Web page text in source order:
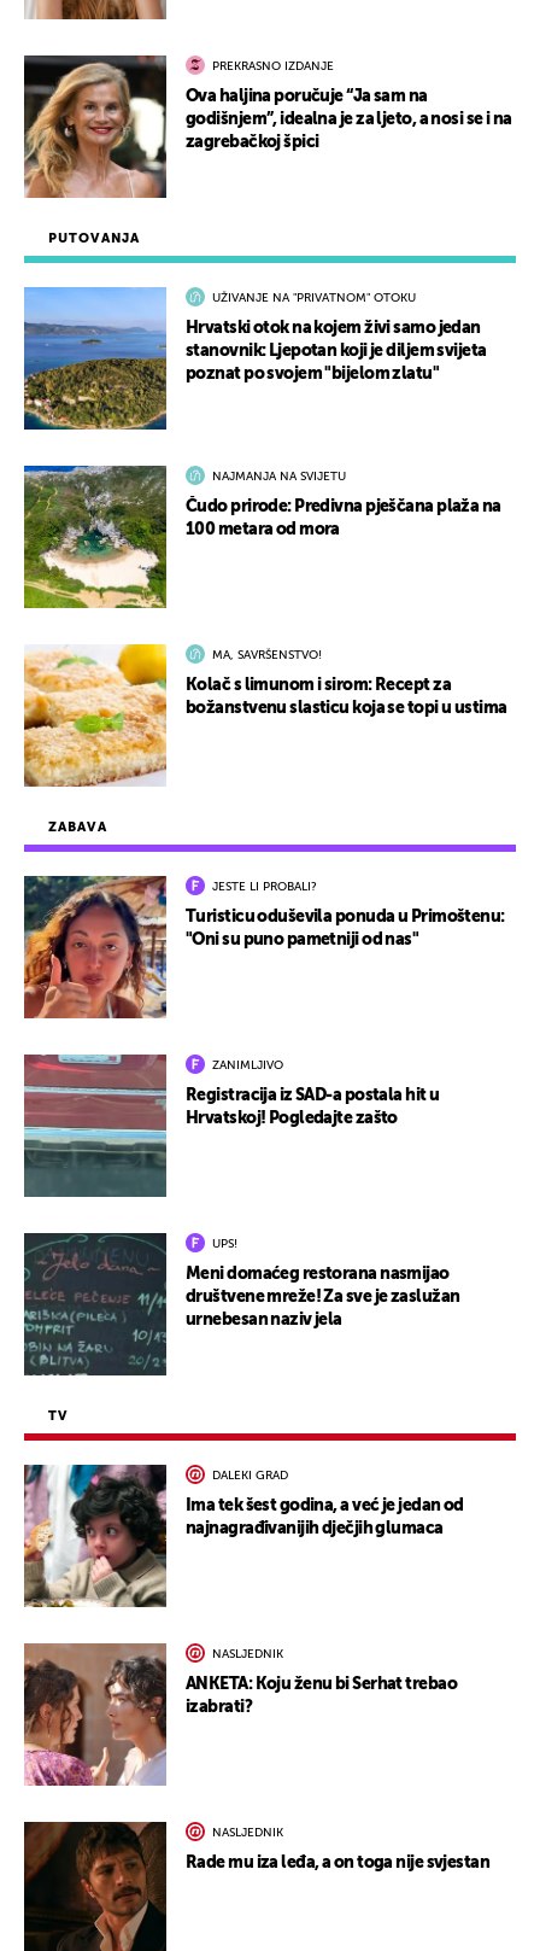
ZABAVA
JESTE LI PROBALI?
Turisticu oduševila ponuda u Primoštenu:
"Oni su puno pametniji od nas"
ZANIMLJIVO
Registracija iz SAD-a postala hit u
Hrvatskoj! Pogledajte zašto
UPS!
Meni domaćeg restorana nasmijao
društvene mreže! Za sve je zaslužan
urnebesan naziv jela
TV
DALEKI GRAD
Ima tek šest godina, a već je jedan od
najnagrađivanijih dječjih glumaca
NASLJEDNIK
ANKETA: Koju ženu bi Serhat trebao
izabrati?
NASLJEDNIK
Rade mu iza leđa, a on toga nije svjestan
PUTOVANJA
UŽIVANJE NA "PRIVATNOM" OTOKU
Hrvatski otok na kojem živi samo jedan
stanovnik: Ljepotan koji je diljem svijeta
poznat po svojem "bijelom zlatu"
NAJMANJA NA SVIJETU
Čudo prirode: Predivna pješčana plaža na
100 metara od mora
MA, SAVRŠENSTVO!
Kolač s limunom i sirom: Recept za
božanstvenu slasticu koja se topi u ustima
PREKRASNO IZDANJE
Ova haljina poručuje “Ja sam na
godišnjem”, idealna je za ljeto, a nosi se i na
zagrebačkoj špici